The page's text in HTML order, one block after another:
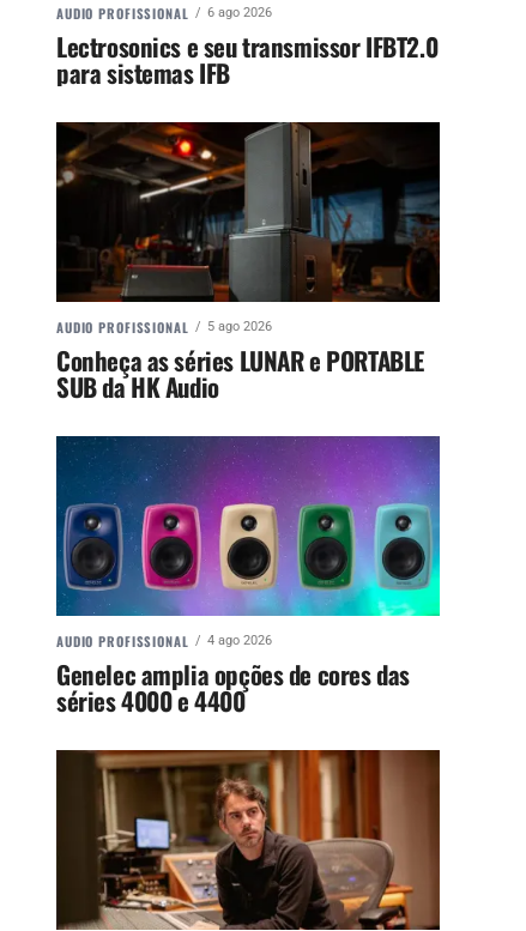
AUDIO PROFISSIONAL 6 ago 2026
Lectrosonics e seu transmissor IFBT2.0
para sistemas IFB
AUDIO PROFISSIONAL 5 ago 2026
Conheça as séries LUNAR e PORTABLE
SUB da HK Audio
AUDIO PROFISSIONAL 4 ago 2026
Genelec amplia opções de cores das
séries 4000 e 4400